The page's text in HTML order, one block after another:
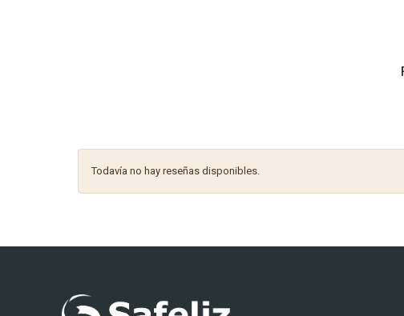
Todavía no hay reseñas disponibles.